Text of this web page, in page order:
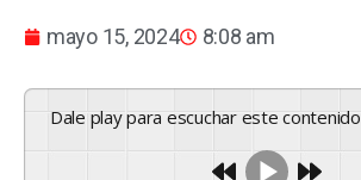
mayo 15, 2024 8:08 am
Dale play para escuchar este contenido